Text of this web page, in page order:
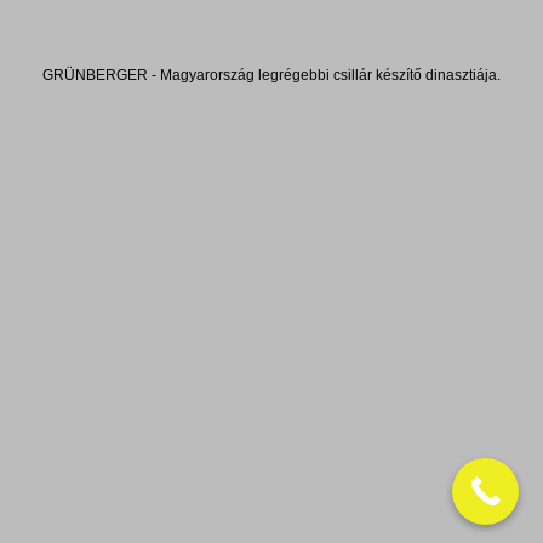
GRÜNBERGER - Magyarország legrégebbi csillár készítő dinasztiája.